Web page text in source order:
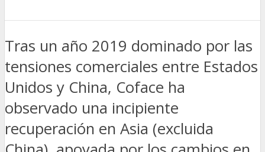
Tras un año 2019 dominado por las
tensiones comerciales entre Estados
Unidos y China, Coface ha
observado una incipiente
recuperación en Asia (excluida